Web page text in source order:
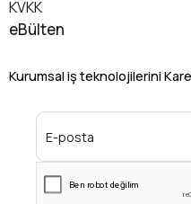
KVKK
eBülten
Kurumsal iş teknolojilerini